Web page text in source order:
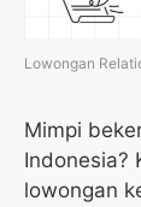
Lowongan
Mimpi
Indonesia?
lowongan